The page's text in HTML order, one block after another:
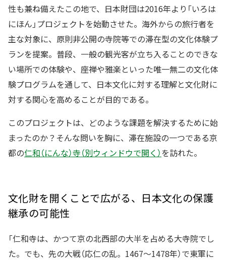
性も兼ね備えたこの地で、日本財団は2016年より「いろは
にほん」プロジェクトを始動させた。海外からの旅行者を
主な対象に、原則非公開の寺院等での滞在型の文化体験プ
ランを提案。普段、一般の観光客が立ち入ることのできな
い場所での体験や、座禅や雅楽といった唯一無二の文化体
験プログラムを通して、日本文化に対する理解と文化財に
対する関心を高めることが目的である。
このプロジェクトは、どのような課題を解決するために始
まったのか？そんな問いを胸に、滞在施設の一つである京
都の仁和（にんな）寺（別ウィンドウで開く）を訪れた。
文化財を開くことで広がる、日本文化の保護
継承の可能性
「仁和寺は、かつて京の北西部の大半を占める大寺院でし
た。でも、先の大戦（応仁の乱。1467〜1478年）で東軍に